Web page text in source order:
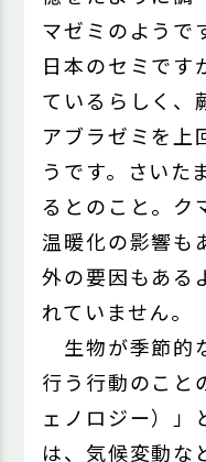
マゼミのようで
日本のセミです
ているらしく、
アブラゼミを上
うです。さいた
るとのこと。ク
温暖化の影響も
外の要因もある
れていません。
生物が季節的
行う行動のこと
ェノロジー）」
は、気候変動な